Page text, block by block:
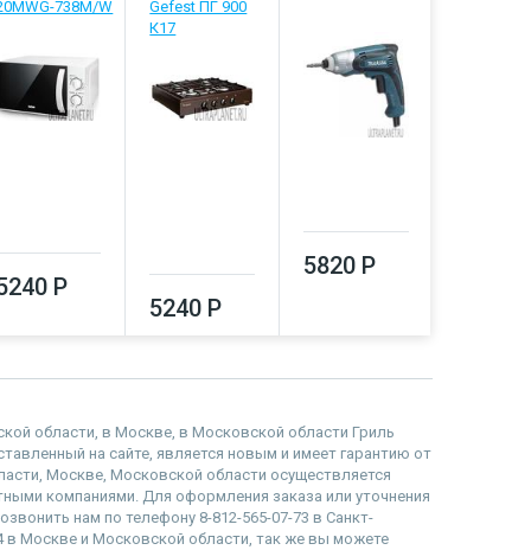
738M/W
Р
Gefest ПГ 900
К17
5240 Р
5820 Р
области, в Москве, в Московской области Гриль
на сайте, является новым и имеет гарантию от
Москве, Московской области осуществляется
компаниями. Для оформления заказа или уточнения
нам по телефону 8-812-565-07-73 в Санкт-
в Москве и Московской области, так же вы можете